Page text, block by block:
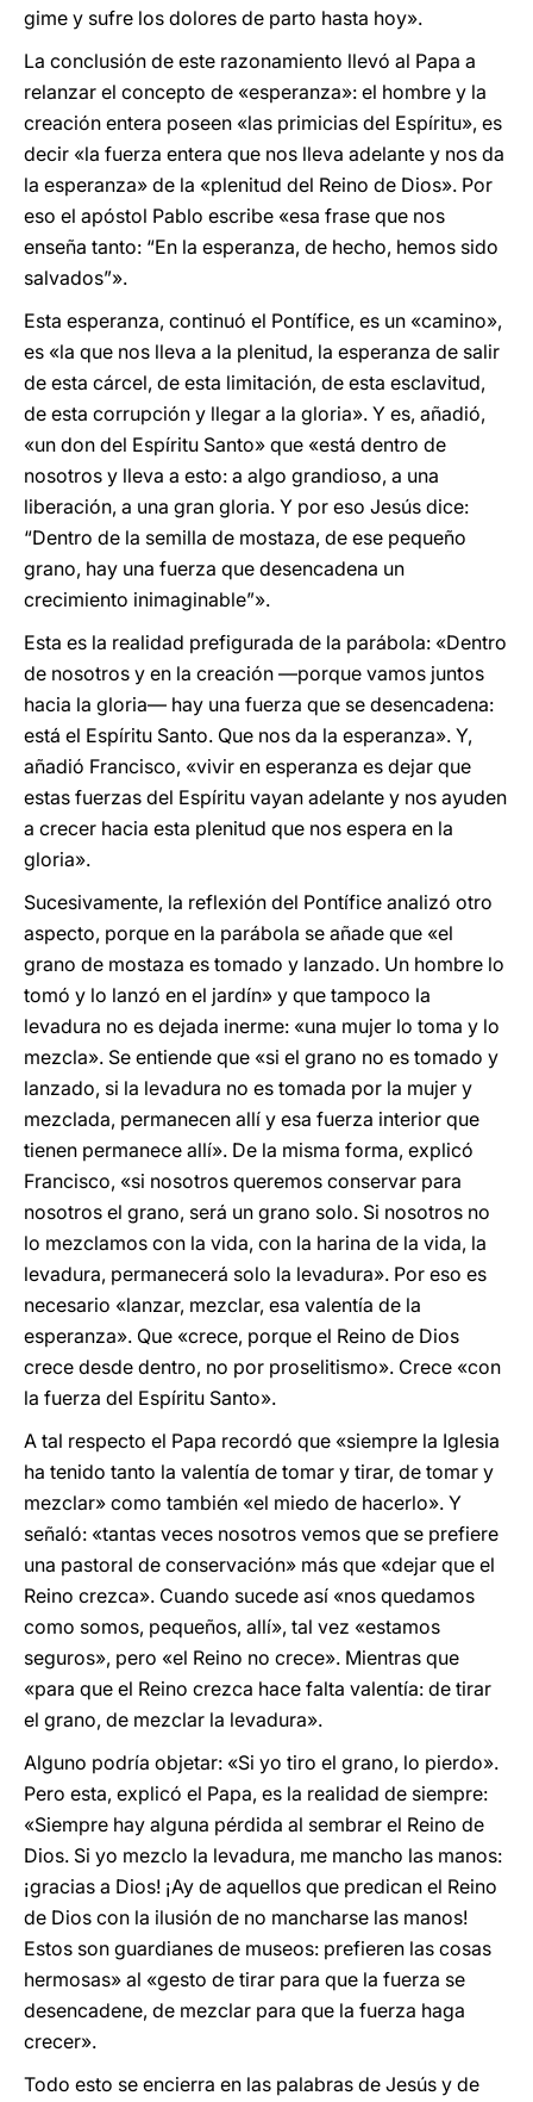
gime y sufre los dolores de parto hasta hoy».
La conclusión de este razonamiento llevó al Papa a
relanzar el concepto de «esperanza»: el hombre y la
creación entera poseen «las primicias del Espíritu», es
decir «la fuerza entera que nos lleva adelante y nos da
la esperanza» de la «plenitud del Reino de Dios». Por
eso el apóstol Pablo escribe «esa frase que nos
enseña tanto: “En la esperanza, de hecho, hemos sido
salvados”».
Esta esperanza, continuó el Pontífice, es un «camino»,
es «la que nos lleva a la plenitud, la esperanza de salir
de esta cárcel, de esta limitación, de esta esclavitud,
de esta corrupción y llegar a la gloria». Y es, añadió,
«un don del Espíritu Santo» que «está dentro de
nosotros y lleva a esto: a algo grandioso, a una
liberación, a una gran gloria. Y por eso Jesús dice:
“Dentro de la semilla de mostaza, de ese pequeño
grano, hay una fuerza que desencadena un
crecimiento inimaginable”».
Esta es la realidad prefigurada de la parábola: «Dentro
de nosotros y en la creación —porque vamos juntos
hacia la gloria— hay una fuerza que se desencadena:
está el Espíritu Santo. Que nos da la esperanza». Y,
añadió Francisco, «vivir en esperanza es dejar que
estas fuerzas del Espíritu vayan adelante y nos ayuden
a crecer hacia esta plenitud que nos espera en la
gloria».
Sucesivamente, la reflexión del Pontífice analizó otro
aspecto, porque en la parábola se añade que «el
grano de mostaza es tomado y lanzado. Un hombre lo
tomó y lo lanzó en el jardín» y que tampoco la
levadura no es dejada inerme: «una mujer lo toma y lo
mezcla». Se entiende que «si el grano no es tomado y
lanzado, si la levadura no es tomada por la mujer y
mezclada, permanecen allí y esa fuerza interior que
tienen permanece allí». De la misma forma, explicó
Francisco, «si nosotros queremos conservar para
nosotros el grano, será un grano solo. Si nosotros no
lo mezclamos con la vida, con la harina de la vida, la
levadura, permanecerá solo la levadura». Por eso es
necesario «lanzar, mezclar, esa valentía de la
esperanza». Que «crece, porque el Reino de Dios
crece desde dentro, no por proselitismo». Crece «con
la fuerza del Espíritu Santo».
A tal respecto el Papa recordó que «siempre la Iglesia
ha tenido tanto la valentía de tomar y tirar, de tomar y
mezclar» como también «el miedo de hacerlo». Y
señaló: «tantas veces nosotros vemos que se prefiere
una pastoral de conservación» más que «dejar que el
Reino crezca». Cuando sucede así «nos quedamos
como somos, pequeños, allí», tal vez «estamos
seguros», pero «el Reino no crece». Mientras que
«para que el Reino crezca hace falta valentía: de tirar
el grano, de mezclar la levadura».
Alguno podría objetar: «Si yo tiro el grano, lo pierdo».
Pero esta, explicó el Papa, es la realidad de siempre:
«Siempre hay alguna pérdida al sembrar el Reino de
Dios. Si yo mezclo la levadura, me mancho las manos:
¡gracias a Dios! ¡Ay de aquellos que predican el Reino
de Dios con la ilusión de no mancharse las manos!
Estos son guardianes de museos: prefieren las cosas
hermosas» al «gesto de tirar para que la fuerza se
desencadene, de mezclar para que la fuerza haga
crecer».
Todo esto se encierra en las palabras de Jesús y de